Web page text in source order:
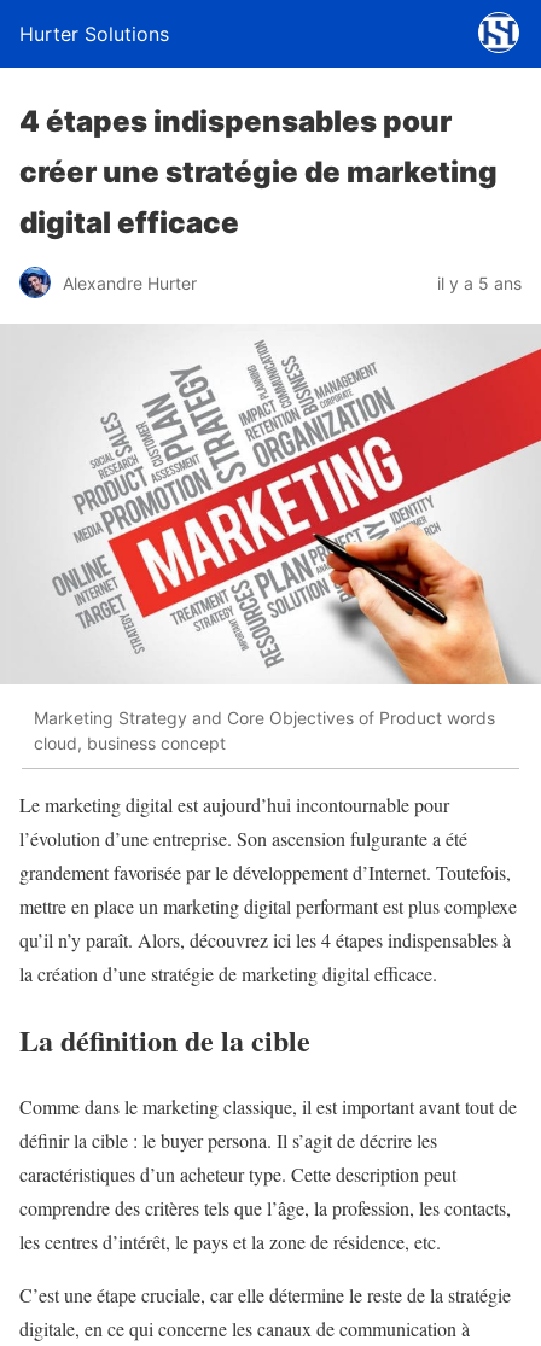
Hurter Solutions
4 étapes indispensables pour
créer une stratégie de marketing
digital efficace
Alexandre Hurter il y a 5 ans
Marketing Strategy and Core Objectives of Product words
cloud, business concept
Le marketing digital est aujourd’hui incontournable pour
l’évolution d’une entreprise. Son ascension fulgurante a été
grandement favorisée par le développement d’Internet. Toutefois,
mettre en place un marketing digital performant est plus complexe
qu’il n’y paraît. Alors, découvrez ici les 4 étapes indispensables à
la création d’une stratégie de marketing digital efficace.
La définition de la cible
Comme dans le marketing classique, il est important avant tout de
définir la cible : le buyer persona. Il s’agit de décrire les
caractéristiques d’un acheteur type. Cette description peut
comprendre des critères tels que l’âge, la profession, les contacts,
les centres d’intérêt, le pays et la zone de résidence, etc.
C’est une étape cruciale, car elle détermine le reste de la stratégie
digitale, en ce qui concerne les canaux de communication à